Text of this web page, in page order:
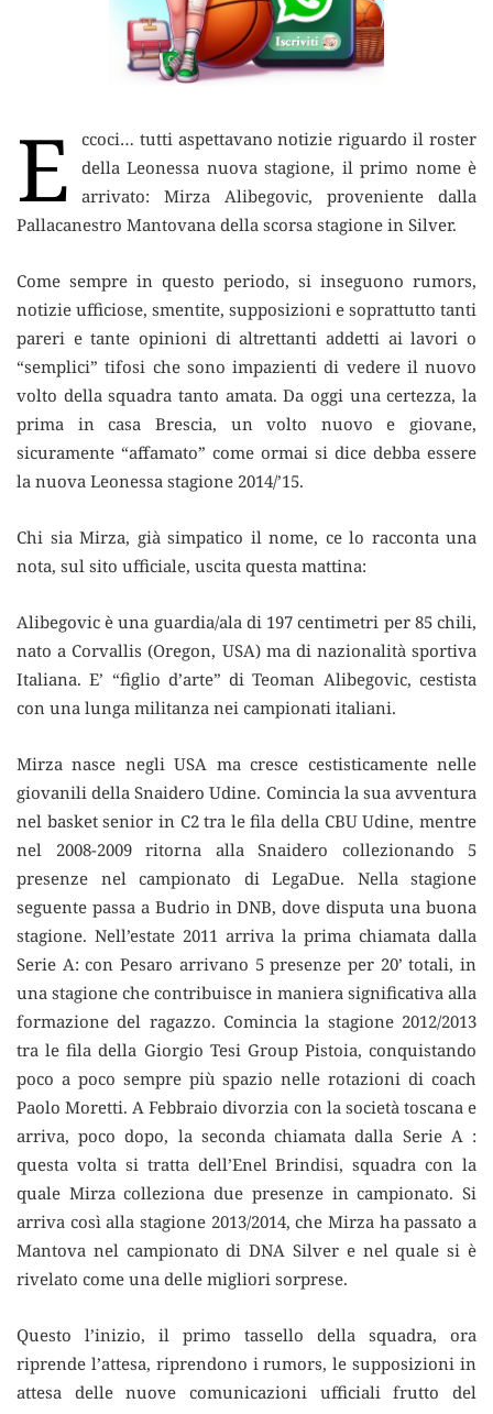
E
ccoci… tutti aspettavano notizie riguardo il roster
della Leonessa nuova stagione, il primo nome è
arrivato: Mirza Alibegovic, proveniente dalla
Pallacanestro Mantovana della scorsa stagione in Silver.
Come sempre in questo periodo, si inseguono rumors,
notizie ufficiose, smentite, supposizioni e soprattutto tanti
pareri e tante opinioni di altrettanti addetti ai lavori o
“semplici” tifosi che sono impazienti di vedere il nuovo
volto della squadra tanto amata. Da oggi una certezza, la
prima in casa Brescia, un volto nuovo e giovane,
sicuramente “affamato” come ormai si dice debba essere
la nuova Leonessa stagione 2014/’15.
Chi sia Mirza, già simpatico il nome, ce lo racconta una
nota, sul sito ufficiale, uscita questa mattina:
Alibegovic è una guardia/ala di 197 centimetri per 85 chili,
nato a Corvallis (Oregon, USA) ma di nazionalità sportiva
Italiana. E’ “figlio d’arte” di Teoman Alibegovic, cestista
con una lunga militanza nei campionati italiani.
Mirza nasce negli USA ma cresce cestisticamente nelle
giovanili della Snaidero Udine. Comincia la sua avventura
nel basket senior in C2 tra le fila della CBU Udine, mentre
nel 2008-2009 ritorna alla Snaidero collezionando 5
presenze nel campionato di LegaDue. Nella stagione
seguente passa a Budrio in DNB, dove disputa una buona
stagione. Nell’estate 2011 arriva la prima chiamata dalla
Serie A: con Pesaro arrivano 5 presenze per 20’ totali, in
una stagione che contribuisce in maniera significativa alla
formazione del ragazzo. Comincia la stagione 2012/2013
tra le fila della Giorgio Tesi Group Pistoia, conquistando
poco a poco sempre più spazio nelle rotazioni di coach
Paolo Moretti. A Febbraio divorzia con la società toscana e
arriva, poco dopo, la seconda chiamata dalla Serie A :
questa volta si tratta dell’Enel Brindisi, squadra con la
quale Mirza colleziona due presenze in campionato. Si
arriva così alla stagione 2013/2014, che Mirza ha passato a
Mantova nel campionato di DNA Silver e nel quale si è
rivelato come una delle migliori sorprese.
Questo l’inizio, il primo tassello della squadra, ora
riprende l’attesa, riprendono i rumors, le supposizioni in
attesa delle nuove comunicazioni ufficiali frutto del